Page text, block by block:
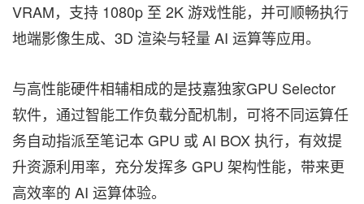
VRAM，支持 1080p 至 2K 游戏性能，并可顺畅执行
地端影像生成、3D 渲染与轻量 AI 运算等应用。
与高性能硬件相辅相成的是技嘉独家GPU Selector
软件，通过智能工作负载分配机制，可将不同运算任
务自动指派至笔记本 GPU 或 AI BOX 执行，有效提
升资源利用率，充分发挥多 GPU 架构性能，带来更
高效率的 AI 运算体验。